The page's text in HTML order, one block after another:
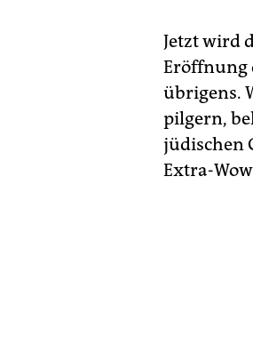
Jetzt wird
Eröffnung
übrigens.
pilgern,
jüdischen
Extra-